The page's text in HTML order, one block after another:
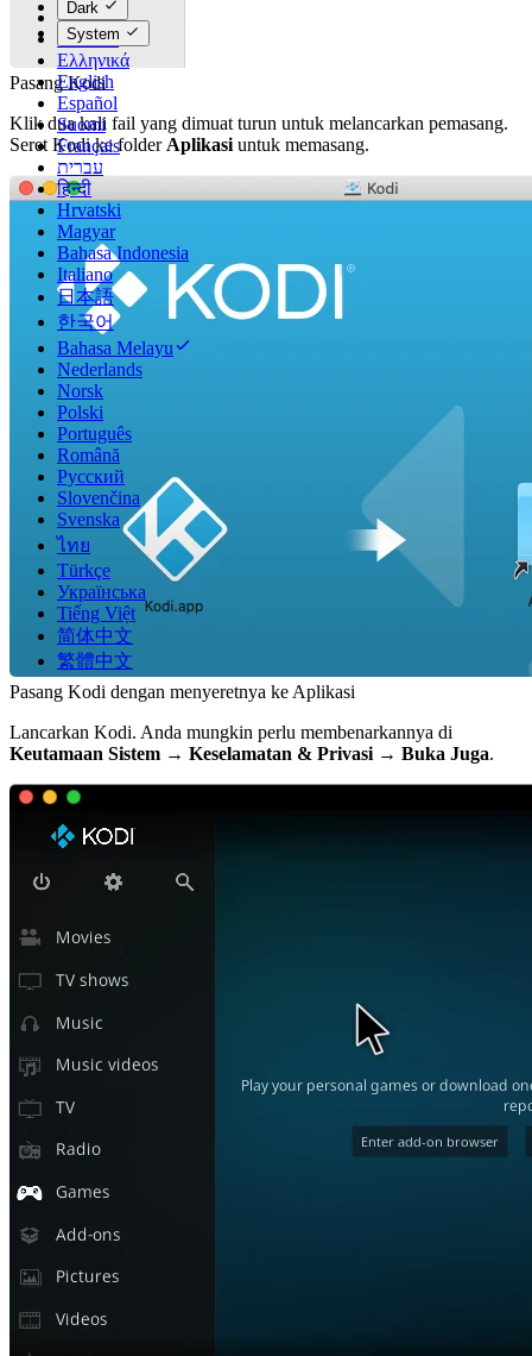
Dansk
Deutsch
Ελληνικά
English
Español
Suomi
Français
עברית
हिन्दी
Hrvatski
Magyar
Bahasa Indonesia
Italiano
日本語
한국어
Bahasa Melayu
Nederlands
Norsk
Polski
Português
Română
Русский
Slovenčina
Svenska
ไทย
Türkçe
Українська
Tiếng Việt
简体中文
繁體中文
Dark
System
Pasang Kodi
Klik dua kali fail yang dimuat turun untuk melancarkan pemasang.
Seret Kodi ke folderAplikasiuntuk memasang.
Pasang Kodi dengan menyeretnya ke Aplikasi
Lancarkan Kodi. Anda mungkin perlu membenarkannya di
Keutamaan Sistem → Keselamatan & Privasi → Buka Juga.